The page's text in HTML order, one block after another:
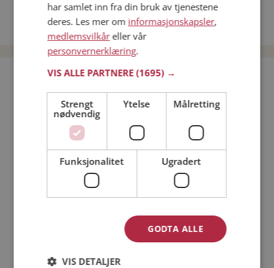
Date kvinner i Norge
Date menn i Norge
Bli medlem gratis!
Jeg er en:
har samlet inn fra din bruk av tjenestene
deres. Les mer om informasjonskapsler,
medlemsvilkåreller vår
personvernerklæring.
VIS ALLE PARTNERE(1695) →
Strengt
nødvendig
Ytelse Målretting
Funksjonalitet Ugradert
GODTA ALLE
VIS DETALJER